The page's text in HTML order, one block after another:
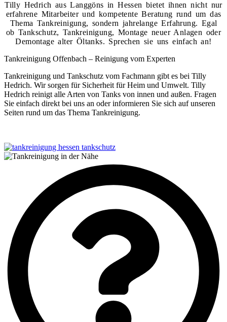
Tilly Hedrich aus Langgöns in Hessen bietet ihnen nicht nur
erfahrene Mitarbeiter und kompetente Beratung rund um das
Thema Tankreinigung, sondern jahrelange Erfahrung. Egal
ob Tankschutz, Tankreinigung, Montage neuer Anlagen oder
Demontage alter Öltanks. Sprechen sie uns einfach an!
Tankreinigung Offenbach – Reinigung vom Experten
Tankreinigung und Tankschutz vom Fachmann gibt es bei Tilly
Hedrich. Wir sorgen für Sicherheit für Heim und Umwelt. Tilly
Hedrich reinigt alle Arten von Tanks von innen und außen. Fragen
Sie einfach direkt bei uns an oder informieren Sie sich auf unseren
Seiten rund um das Thema Tankreinigung.